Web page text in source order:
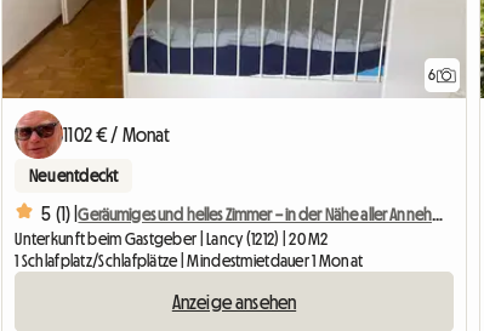
6
1102 € / Monat
Neu entdeckt
5 (1) |
Geräumiges und helles Zimmer – in der Nähe aller Annehmlichkeiten
Unterkunft beim Gastgeber | Lancy (1212) | 20 M2
1 Schlafplatz/Schlafplätze | Mindestmietdauer 1 Monat
Anzeige ansehen